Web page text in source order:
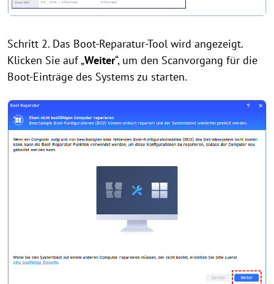
Schritt 2. Das Boot-Reparatur-Tool wird angezeigt.
Klicken Sie auf „Weiter“, um den Scanvorgang für die
Boot-Einträge des Systems zu starten.